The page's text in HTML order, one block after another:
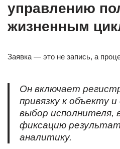
управлению
жизненным
Заявка — это не запись, а
Он включает
привязку к объекту
выбор исполнителя,
фиксацию
аналитику.